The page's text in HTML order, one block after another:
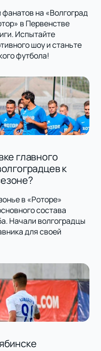
на «Волгоград
в Первенстве
Испытайте
шоу и станьте
футбола!
главного
к
в «Роторе»
состава
Начали волгоградцы
для своей